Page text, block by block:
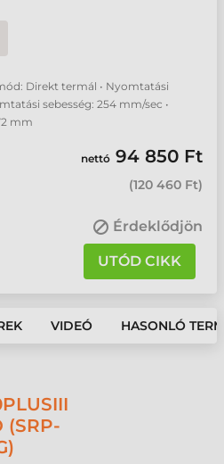
Direkt termál • Nyomtatási
sebesség: 254 mm/sec •
mm
nettó 94 850 Ft
(120 460 Ft)
Érdeklődjön
UTÓD CIKK
VIDEÓ HASONLÓ
(SRP-